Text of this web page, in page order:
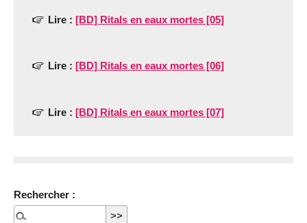
Lire : [BD] Ritals en eaux mortes [05]
Lire : [BD] Ritals en eaux mortes [06]
Lire : [BD] Ritals en eaux mortes [07]
Rechercher :